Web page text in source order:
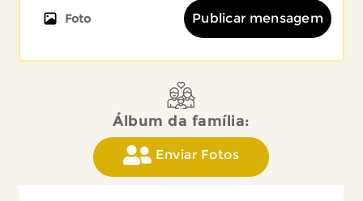
Foto Publicar mensagem
Álbum da família:
Enviar Fotos